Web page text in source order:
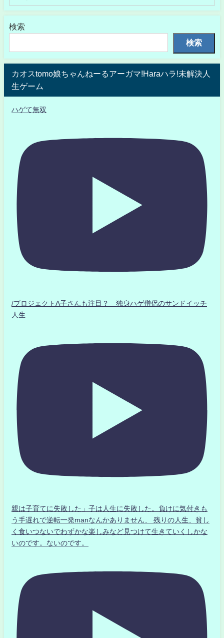
検索
検索
カオスtomo娘ちゃんねーるアーガマ!Haraハラ!未解決人
生ゲーム
ハゲて無双
/プロジェクトA子さんも注目？ 独身ハゲ僧侶のサンドイッチ
人生
親は子育てに失敗した」子は人生に失敗した。負けに気付きも
う手遅れで逆転一発manなんかありません、 残りの人生、貧し
く食いつないでわずかな楽しみなど見つけて生きていくしかな
いのです。ないのです。